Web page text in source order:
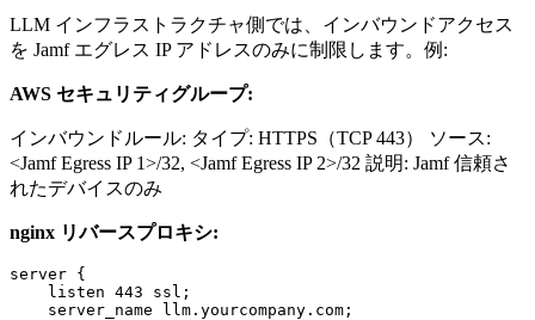
LLM インフラストラクチャ側では、インバウンドアクセス
を Jamf エグレス IP アドレスのみに制限します。例:
AWS セキュリティグループ:
インバウンドルール: タイプ: HTTPS（TCP 443） ソース:
<Jamf Egress IP 1>/32, <Jamf Egress IP 2>/32 説明: Jamf 信頼さ
れたデバイスのみ
nginx リバースプロキシ:
server {
    listen 443 ssl;
    server_name llm.yourcompany.com;